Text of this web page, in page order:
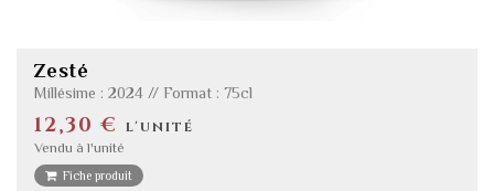
Zesté
Millésime : 2024 // Format : 75cl
12,30 € l'unité
Vendu à l'unité
Fiche produit